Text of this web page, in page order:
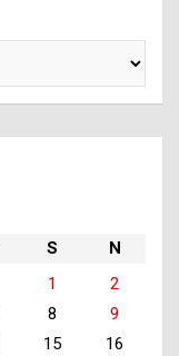
S
N
1
2
8
9
15
16